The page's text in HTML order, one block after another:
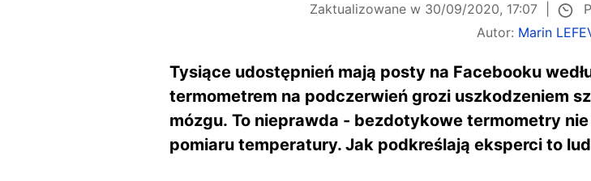
Zaktualizowane w 30/09/2020, 17:07
Autor: Marin
Tysiące udostępnień mają posty na Facebooku
termometrem na podczerwień grozi uszkodzeniem
mózgu. To nieprawda - bezdotykowe termometry
pomiaru temperatury. Jak podkreślają eksperci to